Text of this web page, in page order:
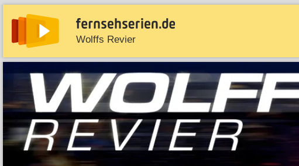
Wolffs Revier
News Entdecken Streaming